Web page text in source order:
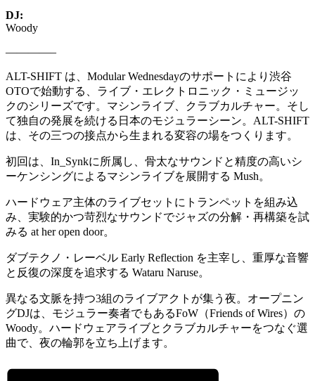
DJ:
Woody
————–
ALT-SHIFT は、Modular Wednesdayのサポートにより渋谷
OTOで始動する、ライブ・エレクトロニック・ミュージッ
クのシリーズです。マシンライブ、クラブカルチャー。そし
て独自の発展を続ける日本のモジュラーシーン。ALT-SHIFT
は、その三つの接点から生まれる変容の場をつくります。
初回は、In_Synkに所属し、骨太なサウンドと精度の高いシ
ーケンシングによるマシンライブを展開する Mush。
ハードウェア主体のライブセットにトランペットを組み込
み、実験的かつ苛烈なサウンドでジャズの分解・再構築を試
みる at her open door。
ダブテクノ・レーベル Early Reflection を主宰し、重厚な音響
と反復の深度を追求する Wataru Naruse。
異なる文脈を持つ3組のライブアクトが集う夜。オープニン
グDJは、モジュラー奏者でもあるFoW（Friends of Wires）の
Woody。ハードウェアライブとクラブカルチャーをつなぐ選
曲で、夜の輪郭を立ち上げます。